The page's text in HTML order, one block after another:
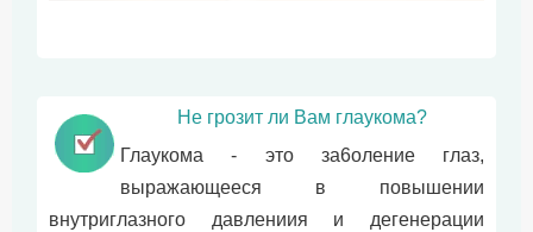
Не грозит ли Вам глаукома?
Глаукома - это за6оление глаз,
выражающееся в повышении
внyтpиглазного давлениия и дегенерации